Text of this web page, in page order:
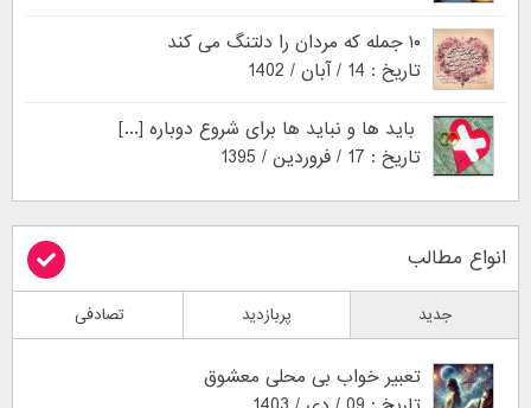
۱۰ جمله که مردان را دلتنگ می کند
تاریخ : 14 / آبان / 1402
باید ها و نباید ها برای شروع دوباره [...]
تاریخ : 17 / فروردین / 1395
انواع مطالب
جدید پربازدید تصادفی
تعبیر خواب بی محلی معشوق